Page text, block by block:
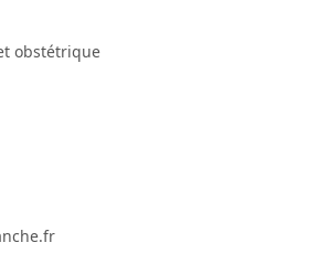
obstétrique